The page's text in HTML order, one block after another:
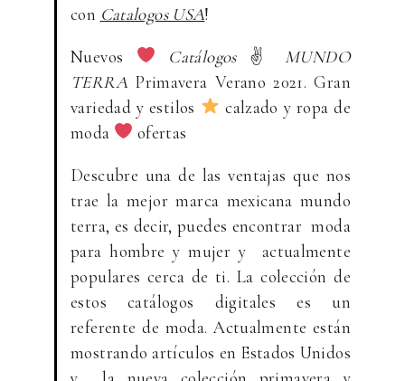
con Catalogos USA!
Nuevos Catálogos✌ MUNDO
TERRA Primavera Verano 2021. Gran
variedad y estilos
calzado y ropa de
moda
ofertas
Descubre una de las ventajas que nos
trae la mejor marca mexicana mundo
terra, es decir, puedes encontrar moda
para hombre y mujer y actualmente
populares cerca de ti. La colección de
estos catálogos digitales es un
referente de moda. Actualmente están
mostrando artículos en Estados Unidos